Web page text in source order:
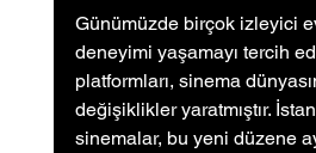
Günümüzde birçok izleyici
deneyimi yaşamayı tercih
platformları, sinema
değişiklikler yaratmıştır.
sinemalar, bu yeni düzene